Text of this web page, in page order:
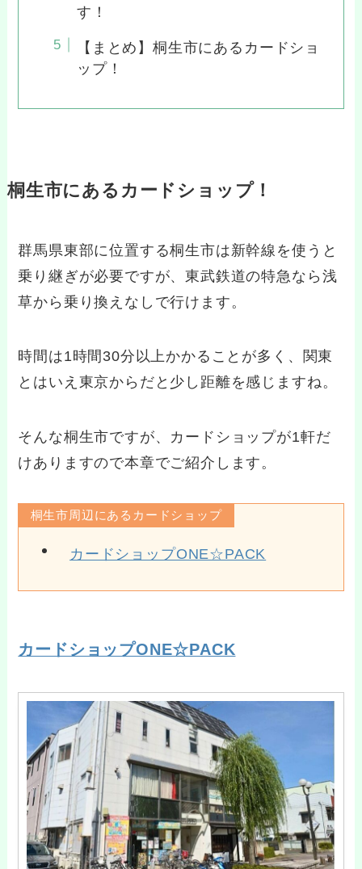
す！
【まとめ】桐生市にあるカードショ
ップ！
桐生市にあるカードショップ！
群馬県東部に位置する桐生市は新幹線を使うと
乗り継ぎが必要ですが、東武鉄道の特急なら浅
草から乗り換えなしで行けます。
時間は1時間30分以上かかることが多く、関東
とはいえ東京からだと少し距離を感じますね。
そんな桐生市ですが、カードショップが1軒だ
けありますので本章でご紹介します。
桐生市周辺にあるカードショップ
カードショップONE☆PACK
カードショップONE☆PACK